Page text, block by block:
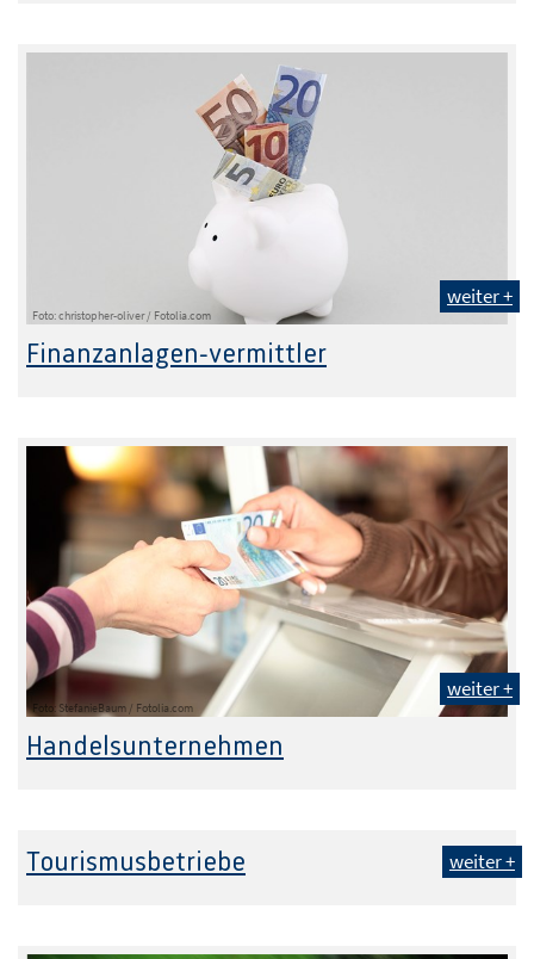
Foto: christopher-oliver / Fotolia.com
weiter +
Finanzanlagen-vermittler
Foto: StefanieBaum / Fotolia.com
weiter +
Handelsunternehmen
weiter +
Tourismusbetriebe